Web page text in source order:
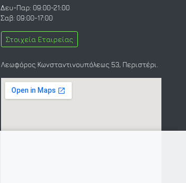
Δευ-Παρ: 09:00-21:00
Σαβ: 09:00-17:00
Στοιχεία Εταιρείας
Λεωφόρος Κωνσταντινουπόλεως 53, Περιστέρι.